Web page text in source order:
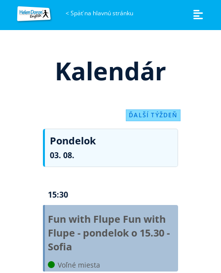
<Späť na hlavnú stránku
Kalendár
ĎALŠÍ TÝŽDEŇ
Pondelok
03. 08.
15:30
Fun with Flupe Fun with
Flupe - pondelok o 15.30 -
Sofia
Voľné miesta